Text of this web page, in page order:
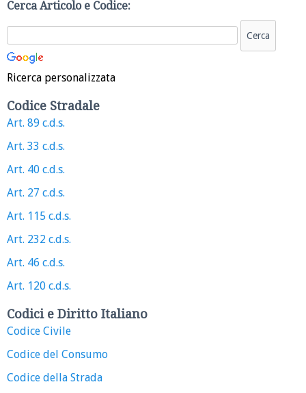
Cerca Articolo e Codice:
Ricerca personalizzata
Codice Stradale
Art. 89 c.d.s.
Art. 33 c.d.s.
Art. 40 c.d.s.
Art. 27 c.d.s.
Art. 115 c.d.s.
Art. 232 c.d.s.
Art. 46 c.d.s.
Art. 120 c.d.s.
Codici e Diritto Italiano
Codice Civile
Codice del Consumo
Codice della Strada